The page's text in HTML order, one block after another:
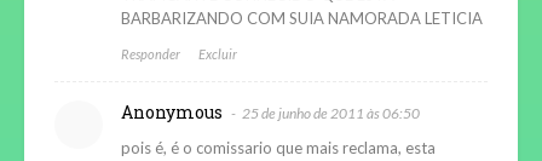
BARBARIZANDO COM SUIA NAMORADA LETICIA
Responder Excluir
Anonymous 25 de junho de 2011 às 06:50
pois é, é o comissario que mais reclama, esta